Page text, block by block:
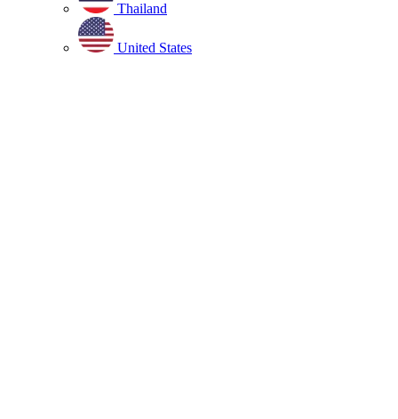
Thailand
United States